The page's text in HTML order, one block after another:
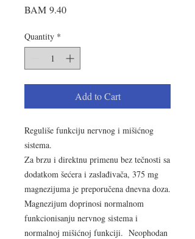
BAM 9.40Price
Quantity *
Add to Cart
Reguliše funkciju nervnog i mišićnog
sistema.
Za brzu i direktnu primenu bez tečnosti sa
dodatkom šećera i zaslađivača, 375 mg
magnezijuma je preporučena dnevna doza.
Magnezijum doprinosi normalnom
funkcionisanju nervnog sistema i
normalnoj mišićnoj funkciji. Neophodan